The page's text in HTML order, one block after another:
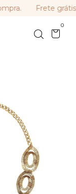
Frete grátis
0